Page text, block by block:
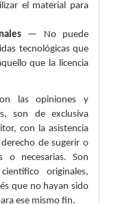
el material para
— No puede
tecnológicas que
que la licencia
las opiniones y
son de exclusiva
con la asistencia
de sugerir o
o necesarias. Son
originales,
que no hayan sido
ese mismo fin.